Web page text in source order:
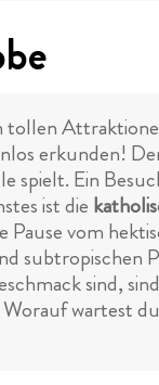
erkunden!
spielt. Ein
ist die
Pause vom
subtropischen
sind,
wartest